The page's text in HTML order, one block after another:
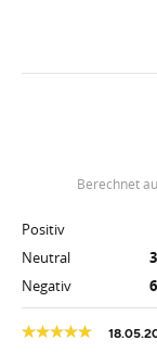
berechnet
Positiv
Neutral
Negativ